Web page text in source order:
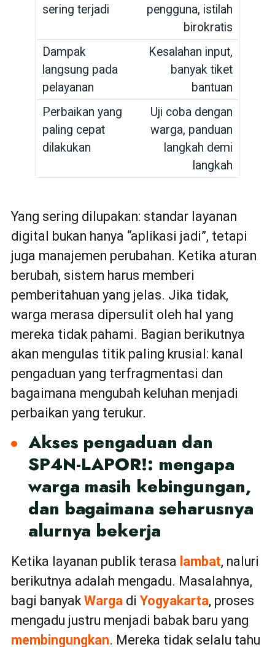
pengguna, istilah
birokratis
Kesalahan input,
banyak tiket
bantuan
Uji coba dengan
warga, panduan
langkah demi
langkah
Yang sering dilupakan: standar layanan
digital bukan hanya “aplikasi jadi”, tetapi
juga manajemen perubahan. Ketika aturan
berubah, sistem harus memberi
pemberitahuan yang jelas. Jika tidak,
warga merasa dipersulit oleh hal yang
mereka tidak pahami. Bagian berikutnya
akan mengulas titik paling krusial: kanal
pengaduan yang terfragmentasi dan
bagaimana mengubah keluhan menjadi
perbaikan yang terukur.
Akses pengaduan dan
SP4N-LAPOR!: mengapa
warga masih kebingungan,
dan bagaimana seharusnya
alurnya bekerja
Ketika layanan publik terasa lambat, naluri
berikutnya adalah mengadu. Masalahnya,
bagi banyakWarga di Yogyakarta, proses
mengadu justru menjadi babak baru yang
membingungkan. Mereka tidak selalu tahu